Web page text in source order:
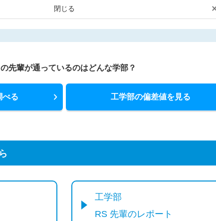
閉じる
先輩が通っているのはどんな学部？
べる 工学部の偏差値を見る
工学部
RS 先輩のレポート